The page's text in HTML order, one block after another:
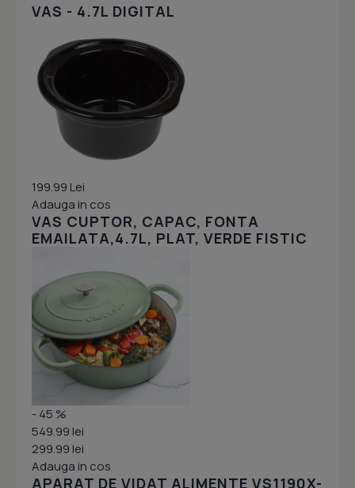
VAS - 4.7L DIGITAL
199.99 Lei
Adauga in cos
VAS CUPTOR, CAPAC, FONTA
EMAILATA,4.7L, PLAT, VERDE FISTIC
- 45 %
549.99 lei
299.99 lei
Adauga in cos
APARAT DE VIDAT ALIMENTE VS1190X-